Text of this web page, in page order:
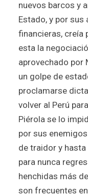
nuevos barcos y
Estado, y por
financieras, creía
esta la
aprovechado por
un golpe de
proclamarse
volver al Perú
Piérola se lo
por sus
de traidor y
para nunca
henchidas más
son frecuentes